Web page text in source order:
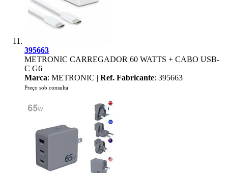
395663
METRONIC CARREGADOR 60 WATTS + CABO USB-
C G6
Marca: METRONIC | Ref. Fabricante: 395663
Preço sob consulta